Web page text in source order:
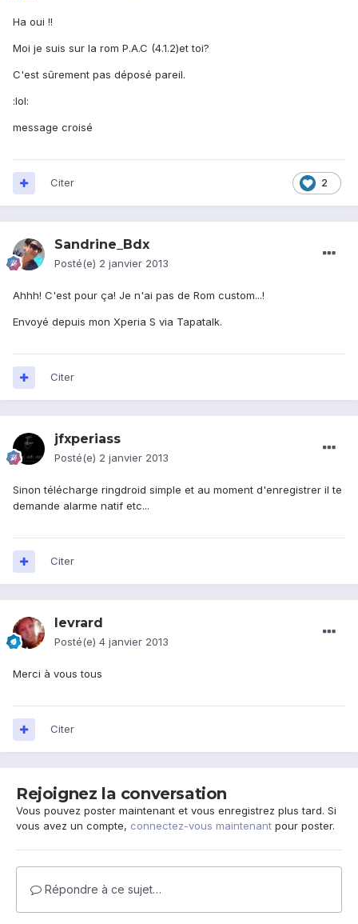
Ha oui !!
Moi je suis sur la rom P.A.C (4.1.2)et toi?
C'est sûrement pas déposé pareil.
:lol:
message croisé
2
Citer
Sandrine_Bdx
Posté(e) 2 janvier 2013
Ahhh! C'est pour ça! Je n'ai pas de Rom custom...!
Envoyé depuis mon Xperia S via Tapatalk.
Citer
jfxperiass
Posté(e) 2 janvier 2013
Sinon télécharge ringdroid simple et au moment d'enregistrer il te
demande alarme natif etc...
Citer
levrard
Posté(e) 4 janvier 2013
Merci à vous tous
Citer
Rejoignez la conversation
Vous pouvez poster maintenant et vous enregistrez plus tard. Si
vous avez un compte, connectez-vous maintenant pour poster.
Répondre à ce sujet…